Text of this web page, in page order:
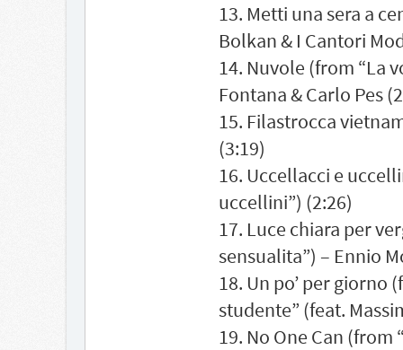
13. Metti una sera a
Bolkan & I Cantori
14. Nuvole (from “La
Fontana & Carlo Pes
15. Filastrocca
(3:19)
16. Uccellacci e
uccellini”) (2:26)
17. Luce chiara per
sensualita”) – Ennio
18. Un po’ per
studente” (feat.
19. No One Can